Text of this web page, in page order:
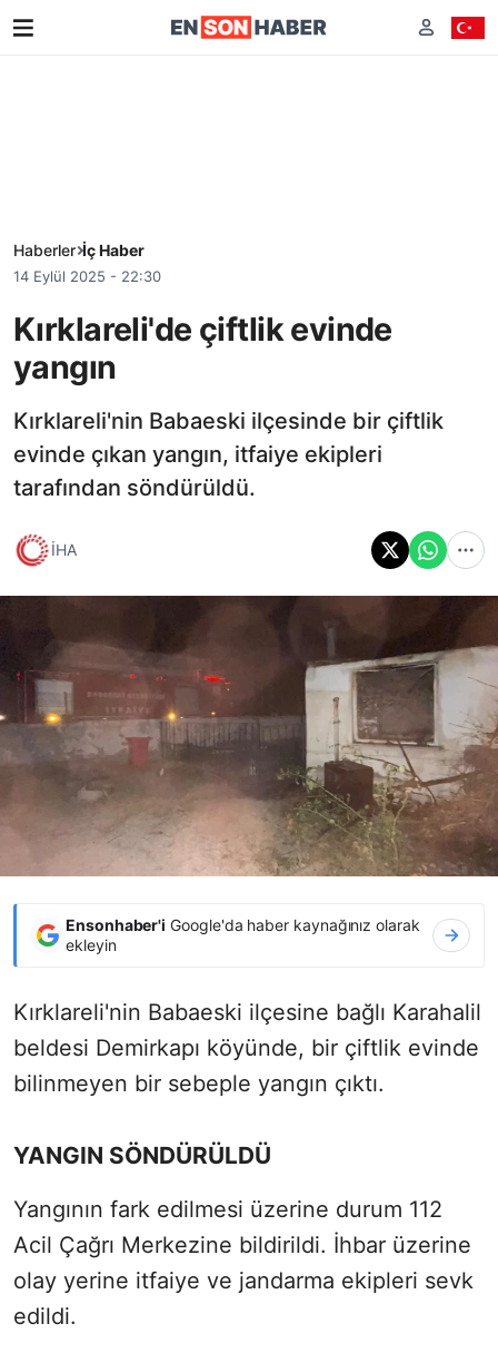
Haberler İç Haber
14 Eylül 2025 - 22:30
Kırklareli'de çiftlik evinde
yangın
Kırklareli'nin Babaeski ilçesinde bir çiftlik
evinde çıkan yangın, itfaiye ekipleri
tarafından söndürüldü.
İHA
Ensonhaber'i Google'da haber kaynağınız olarak
ekleyin
Kırklareli'nin Babaeski ilçesine bağlı Karahalil
beldesi Demirkapı köyünde, bir çiftlik evinde
bilinmeyen bir sebeple yangın çıktı.
YANGIN SÖNDÜRÜLDÜ
Yangının fark edilmesi üzerine durum 112
Acil Çağrı Merkezine bildirildi. İhbar üzerine
olay yerine itfaiye ve jandarma ekipleri sevk
edildi.